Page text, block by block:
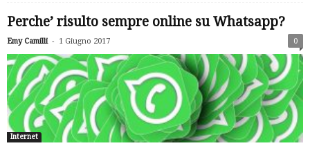
Perche’ risulto sempre online su Whatsapp?
Emy Camilli - 1 Giugno 2017 0
Internet